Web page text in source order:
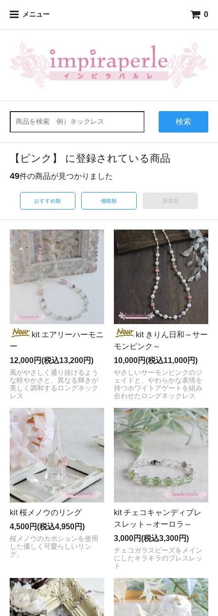
メニュー 0
検索
【ピンク】 に登録されている商品
49件の商品が見つかりました
おすすめ順 価格順 新着順
kit エアリーハーモニ
ー
12,000円(税込13,200円)
風がやさしく通り抜けるよう
な軽やかさと、異なる輝きが
美しく調和するロングネック
レス
kit きりん日和～サー
モンピンク～
10,000円(税込11,000円)
やさしいサーモンピンクのジ
ェイドと、やわらかな表情を
持つホワイトアゲートを組み
合わせたロングネックレス
kit 桜メノウのリング
4,500円(税込4,950円)
桜メノウのカボションを使用
した優しく可愛らしいリン
グ。
kit チェコキャンディブレ
スレット～オーロラ～
3,000円(税込3,300円)
チェコガラスビーズをメイン
にしたキラキラのブレスレッ
ト